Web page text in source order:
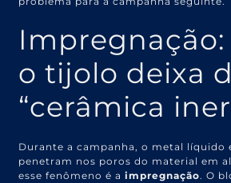
o tijolo deixa
“cerâmica
Durante a campanha, o metal líquido
penetram nos poros do material em
esse fenômeno é aimpregnação. O